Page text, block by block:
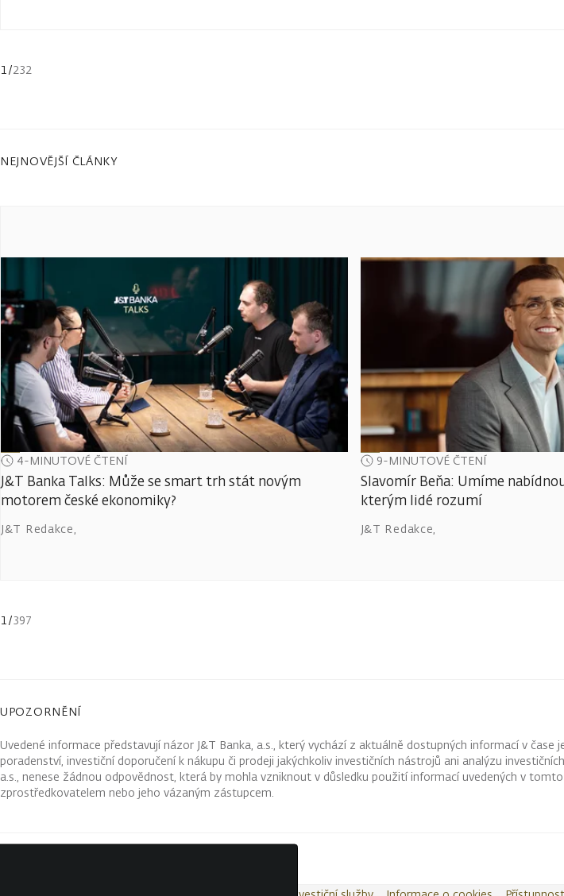
1 /232
NEJNOVĚJŠÍ ČLÁNKY
4-MINUTOVÉ ČTENÍ
J&T Banka Talks: Může se smart trh stát novým
motorem české ekonomiky?
J&T Redakce,
9-MINUTOVÉ ČTENÍ
Slavomír Beňa: Umíme
kterým lidé rozumí
J&T Redakce,
1/397
UPOZORNĚNÍ
Uvedené informace představují názor J&T Banka, a.s., který vychází z aktuálně dostupných informací v
poradenství, investiční doporučení k nákupu či prodeji jakýchkoliv investičních nástrojů ani analýzu
a.s., nenese žádnou odpovědnost, která by mohla vzniknout v důsledku použití informací uvedených v
zprostředkovatelem nebo jeho vázaným zástupcem.